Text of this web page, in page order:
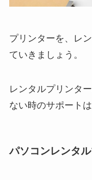
プリンターを、レ
ていきましょう。
レンタルプリンタ
ない時のサポート
パソコンレンタ